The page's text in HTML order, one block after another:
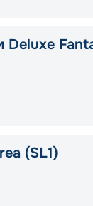
Deluxe
(SL1)